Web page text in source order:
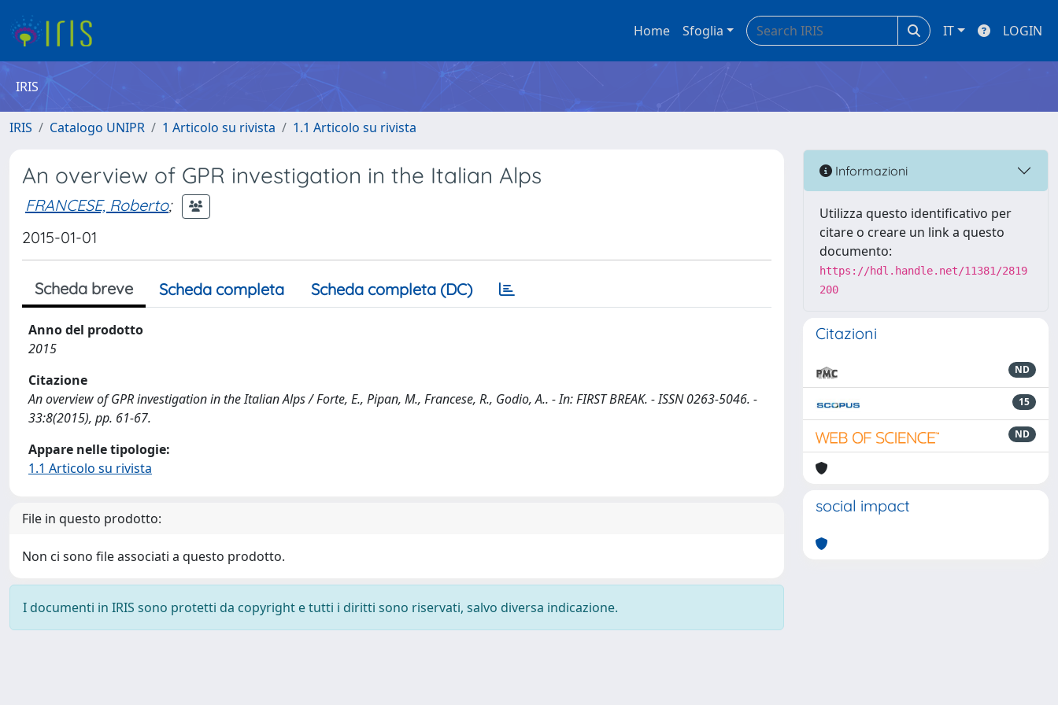
Home Sfoglia IT LOGIN
IRIS
IRIS Catalogo UNIPR 1 Articolo su rivista 1.1 Articolo su rivista
An overview of GPR investigation in the Italian Alps
FRANCESE, Roberto;
2015-01-01
Scheda breve Scheda completa Scheda completa (DC)
Anno del prodotto
2015
Citazione
An overview of GPR investigation in the Italian Alps / Forte, E., Pipan, M., Francese, R., Godio, A.. - In: FIRST BREAK. - ISSN 0263-5046. -
33:8(2015), pp. 61-67.
Appare nelle tipologie:
1.1 Articolo su rivista
File in questo prodotto:
Non ci sono file associati a questo prodotto.
I documenti in IRIS sono protetti da copyright e tutti i diritti sono riservati, salvo diversa indicazione.
Informazioni
Utilizza questo identificativo per
citare o creare un link a questo
documento:
https://hdl.handle.net/11381/2819
200
Citazioni
ND
15
ND
social impact